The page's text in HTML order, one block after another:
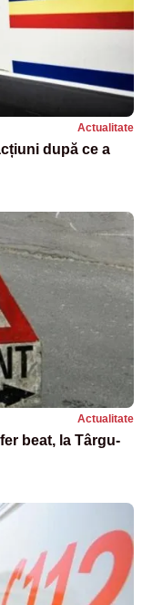
Actualitate
după ce a
Actualitate
beat, la Târgu-